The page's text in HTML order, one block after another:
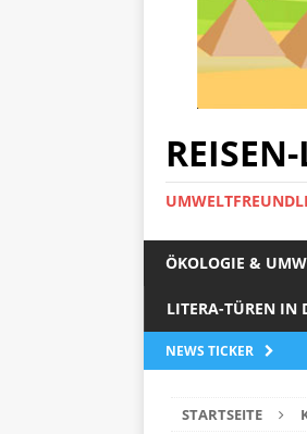
ÖKOLOGIE &
LITERA-TÜREN IN
NEWS TICKER
STARTSEITE